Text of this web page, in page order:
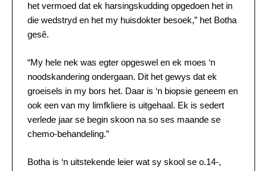
het vermoed dat ek harsingskudding opgedoen het in
die wedstryd en het my huisdokter besoek,” het Botha
gesê.
“My hele nek was egter opgeswel en ek moes ‘n
noodskandering ondergaan. Dit het gewys dat ek
groeisels in my bors het. Daar is ‘n biopsie geneem en
ook een van my limfkliere is uitgehaal. Ek is sedert
verlede jaar se begin skoon na so ses maande se
chemo-behandeling.”
Botha is ‘n uitstekende leier wat sy skool se o.14-,